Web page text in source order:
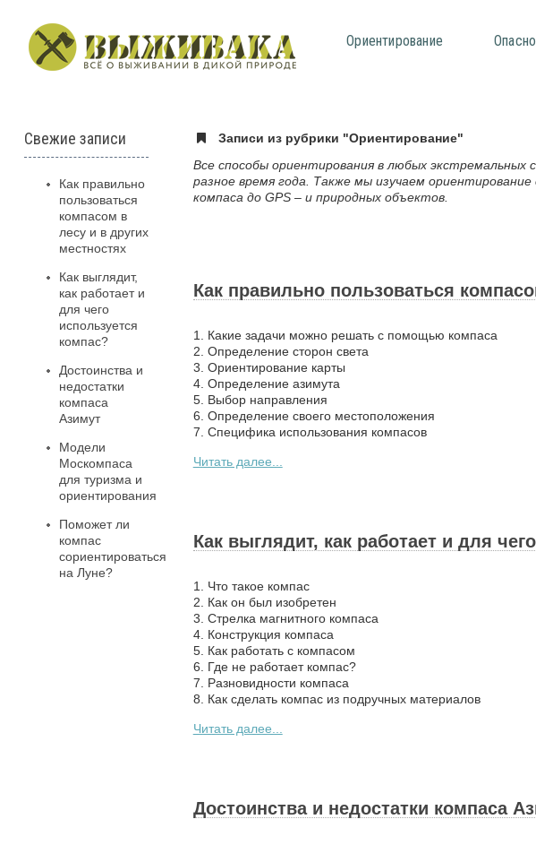
Ориентирование
Записи из рубрики "Ориентирование"
Все способы ориентирования в любых экстремальных
разное время года. Также мы изучаем
компаса до GPS – и природных объектов.
Как правильно пользоваться
1. Какие задачи можно решать с помощью компаса
2. Определение сторон света
3. Ориентирование карты
4. Определение азимута
5. Выбор направления
6. Определение своего местоположения
7. Специфика использования компасов
Читать далее...
Как выглядит, как работает и для
1. Что такое компас
2. Как он был изобретен
3. Стрелка магнитного компаса
4. Конструкция компаса
5. Как работать с компасом
6. Где не работает компас?
7. Разновидности компаса
8. Как сделать компас из подручных материалов
Читать далее...
Достоинства и недостатки компаса
Свежие записи
Как правильно
пользоваться
компасом в
лесу и в других
местностях
Как выглядит,
как работает и
для чего
используется
компас?
Достоинства и
недостатки
компаса
Азимут
Модели
Москомпаса
для туризма и
ориентирования
Поможет ли
компас
сориентироваться
на Луне?